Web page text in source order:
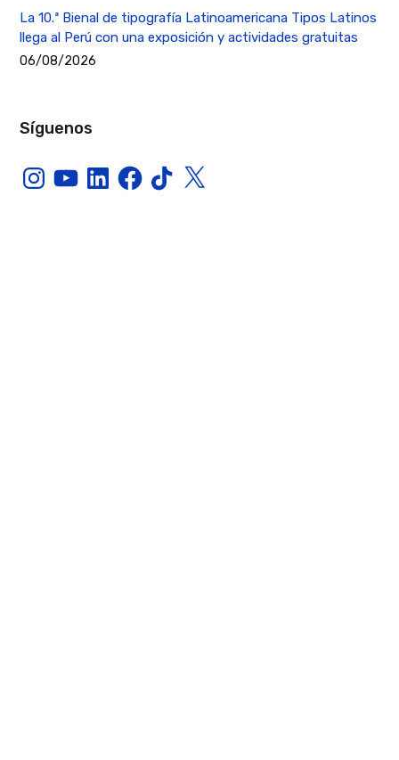
La 10.ª Bienal de tipografía Latinoamericana Tipos Latinos
llega al Perú con una exposición y actividades gratuitas
06/08/2026
Síguenos
InstagramYouTubeLinkedInFacebook
TikTokX